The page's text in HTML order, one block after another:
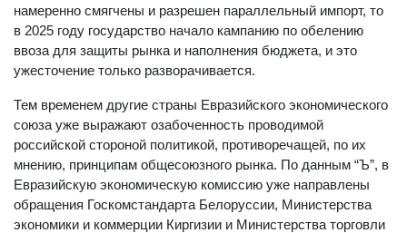
намеренно смягчены и разрешен параллельный импорт, то
в 2025 году государство начало кампанию по обелению
ввоза для защиты рынка и наполнения бюджета, и это
ужесточение только разворачивается.
Тем временем другие страны Евразийского экономического
союза уже выражают озабоченность проводимой
российской стороной политикой, противоречащей, по их
мнению, принципам общесоюзного рынка. По данным “Ъ”, в
Евразийскую экономическую комиссию уже направлены
обращения Госкомстандарта Белоруссии, Министерства
экономики и коммерции Киргизии и Министерства торговли